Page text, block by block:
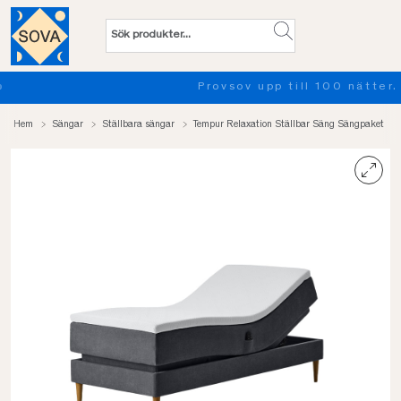
Provsov upp till 100 nätter. Läs mer
Hem Sängar Ställbara sängar Tempur Relaxation Ställbar Säng Sängpaket